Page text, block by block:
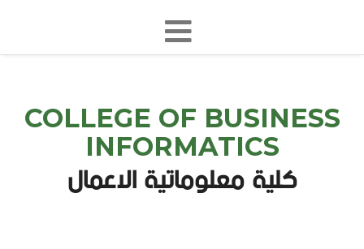
COLLEGE OF BUSINESS
INFORMATICS
كلية معلوماتية الاعمال